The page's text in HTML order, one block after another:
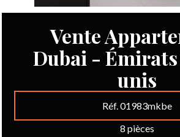
Vente
Dubai - Émirats
unis
Réf. 01983mkbe
8 pièces